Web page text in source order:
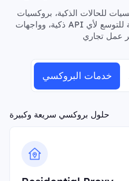
للحالات الذكية، بروكسيات
ذكية، وواجهات API للسكرابينج بأسعار قابلة للتوسع لأي
خدمات البروكسي
حلول بروكسي سريعة وكبيرة